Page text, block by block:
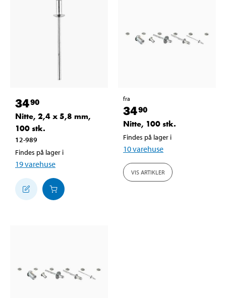
3490
Nitte, 2,4 x 5,8 mm,
100 stk.
12-989
Findes på lager i
19varehuse
fra
3490
Nitte, 100 stk.
Findes på lager i
10varehuse
VIS ARTIKLER